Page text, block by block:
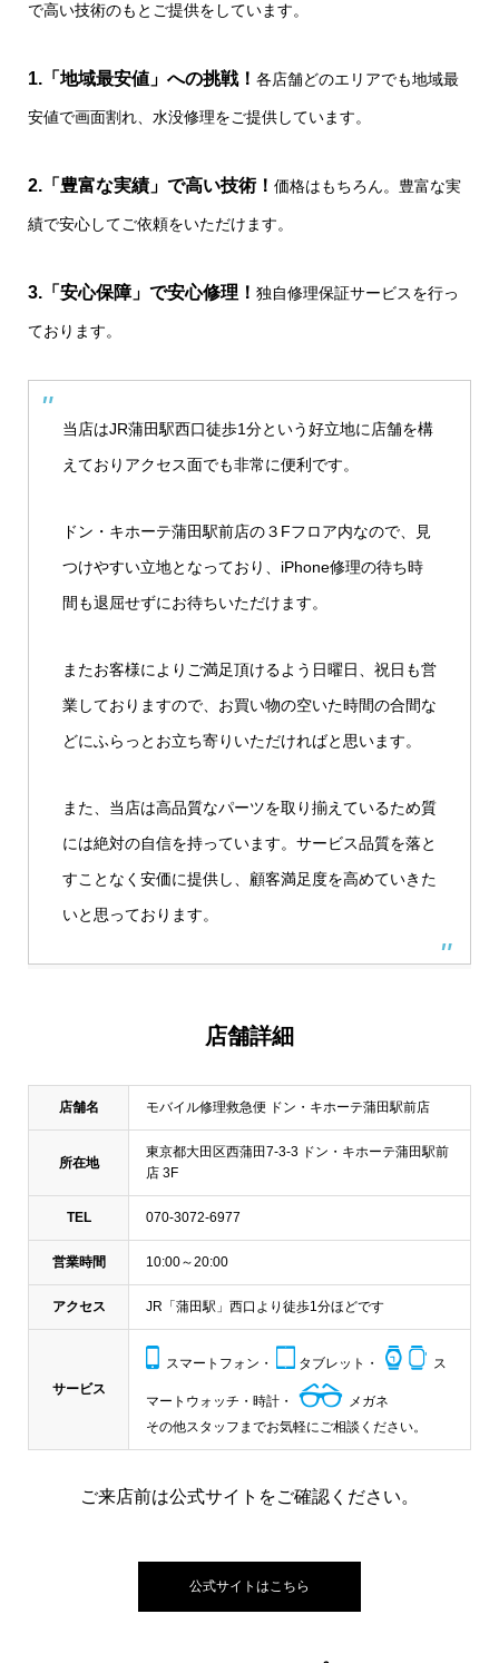
で高い技術のもとご提供をしています。
1.「地域最安値」への挑戦！ 各店舗どのエリアでも地域最
安値で画面割れ、水没修理をご提供しています。
2.「豊富な実績」で高い技術！ 価格はもちろん。豊富な実
績で安心してご依頼をいただけます。
3.「安心保障」で安心修理！ 独自修理保証サービスを行っ
ております。
当店はJR蒲田駅西口徒歩1分という好立地に店舗を構
えておりアクセス面でも非常に便利です。
ドン・キホーテ蒲田駅前店の３Fフロア内なので、見
つけやすい立地となっており、iPhone修理の待ち時
間も退屈せずにお待ちいただけます。
またお客様によりご満足頂けるよう日曜日、祝日も営
業しておりますので、お買い物の空いた時間の合間な
どにふらっとお立ち寄りいただければと思います。
また、当店は高品質なパーツを取り揃えているため質
には絶対の自信を持っています。サービス品質を落と
すことなく安価に提供し、顧客満足度を高めていきた
いと思っております。
店舗詳細
店舗名 モバイル修理救急便 ドン・キホーテ蒲田駅前店
所在地
東京都大田区西蒲田7-3-3 ドン・キホーテ蒲田駅前
店 3F
TEL 070-3072-6977
営業時間 10:00～20:00
アクセス JR「蒲田駅」西口より徒歩1分ほどです
サービス
スマートフォン・ タブレット・ ス
マートウォッチ・時計・
メガネ
その他スタッフまでお気軽にご相談ください。
ご来店前は公式サイトをご確認ください。
公式サイトはこちら